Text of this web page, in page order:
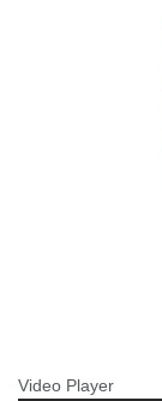
Video Player